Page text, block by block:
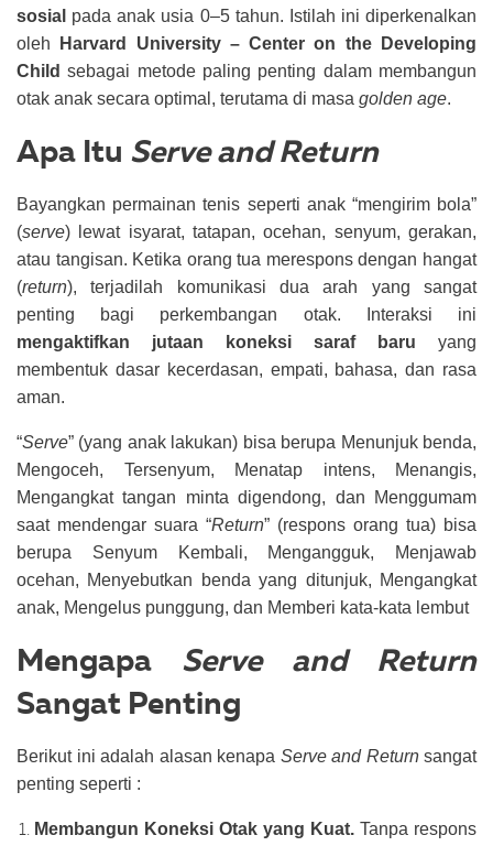
sosial pada anak usia 0–5 tahun. Istilah ini diperkenalkan
oleh
Harvard University – Center on the Developing
Child sebagai metode paling penting dalam membangun
otak anak secara optimal, terutama di masa golden age.
Apa Itu Serve and Return
Bayangkan permainan tenis seperti anak “mengirim bola”
(serve) lewat isyarat, tatapan, ocehan, senyum, gerakan,
atau tangisan. Ketika orang tua merespons dengan hangat
(return), terjadilah komunikasi dua arah yang sangat
penting bagi perkembangan otak.
Interaksi ini
mengaktifkan jutaan koneksi saraf baru yang
membentuk dasar kecerdasan, empati, bahasa, dan rasa
aman.
“Serve” (yang anak lakukan) bisa berupa Menunjuk benda,
Mengoceh, Tersenyum, Menatap intens, Menangis,
Mengangkat tangan minta digendong, dan Menggumam
saat mendengar suara “Return” (respons orang tua) bisa
berupa Senyum Kembali, Mengangguk, Menjawab
ocehan, Menyebutkan benda yang ditunjuk, Mengangkat
anak, Mengelus punggung, dan Memberi kata-kata lembut
Mengapa Serve and Return
Sangat Penting
Berikut ini adalah alasan kenapa Serve and Returnsangat
penting seperti :
Membangun Koneksi Otak yang Kuat. Tanpa respons